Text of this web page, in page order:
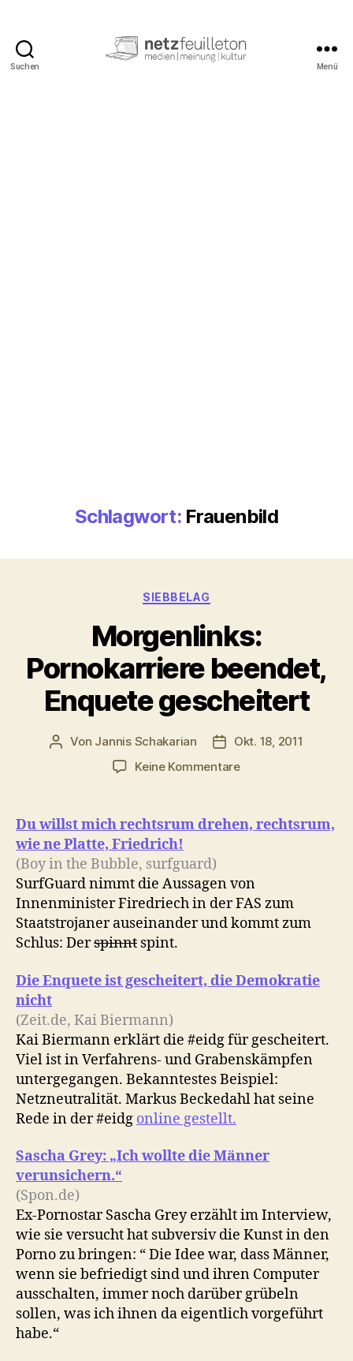
Suchen Menü
Schlagwort: Frauenbild
Kategorien
SIEBBELAG
Morgenlinks:
Pornokarriere beendet,
Enquete gescheitert
Beitragsautor
Von Jannis Schakarian
Okt. 18, 2011
Keine Kommentarezu
beendet,
Enquete
Du willst mich rechtsrum drehen, rechtsrum,
wie ne Platte, Friedrich!
(Boy in the Bubble, surfguard)
SurfGuard nimmt die Aussagen von
Innenminister Firedriech in der FAS zum
Staatstrojaner auseinander und kommt zum
Schlus: Derspinnt spint.
Die Enquete ist gescheitert, die Demokratie
nicht
(Zeit.de, Kai Biermann)
Kai Biermann erklärt die #eidg für gescheitert.
Viel ist in Verfahrens- und Grabenskämpfen
untergegangen. Bekanntestes Beispiel:
Netzneutralität. Markus Beckedahl hat seine
Rede in der #eidg online gestellt.
Sascha Grey: „Ich wollte die Männer
verunsichern.“
(Spon.de)
Ex-Pornostar Sascha Grey erzählt im Interview,
wie sie versucht hat subversiv die Kunst in den
Porno zu bringen: “ Die Idee war, dass Männer,
wenn sie befriedigt sind und ihren Computer
ausschalten, immer noch darüber grübeln
sollen, was ich ihnen da eigentlich vorgeführt
habe.“